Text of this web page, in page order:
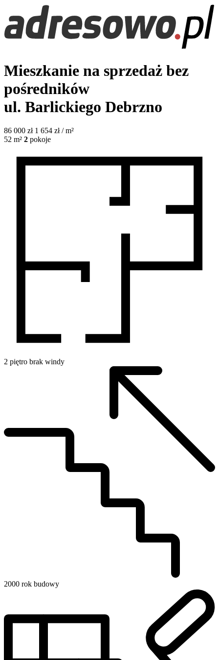
Mieszkanie na sprzedaż bez
pośredników
ul. Barlickiego Debrzno
86 000 zł 1 654 zł / m²
52 m² 2 pokoje
2 piętro brak windy
2000 rok budowy